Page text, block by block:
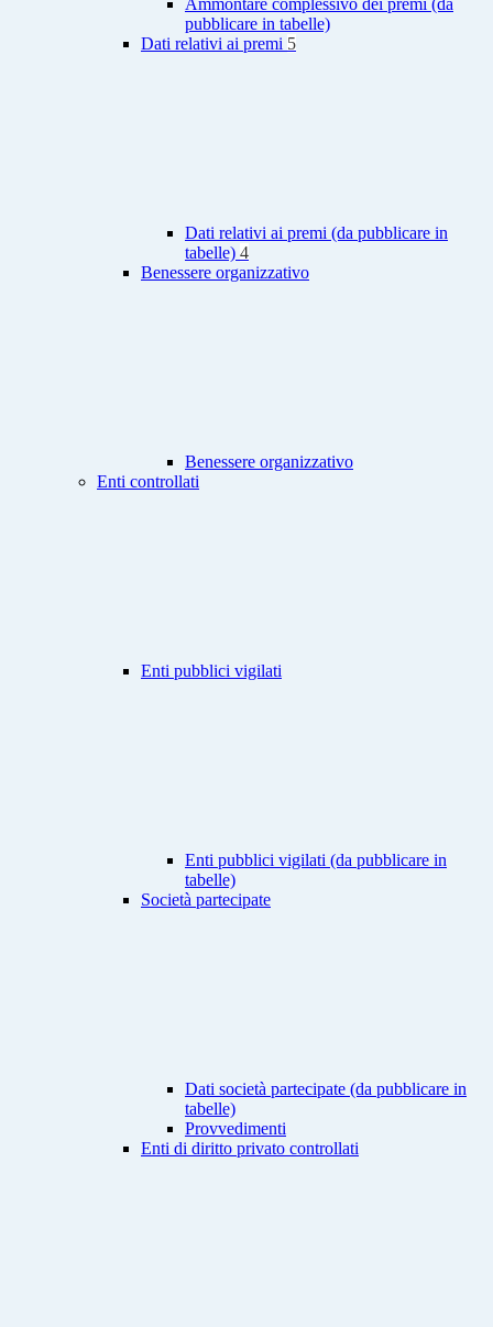
Ammontare complessivo dei premi (da
pubblicare in tabelle)
Dati relativi ai premi 5
Dati relativi ai premi (da pubblicare in
tabelle) 4
Benessere organizzativo
Benessere organizzativo
Enti controllati
Enti pubblici vigilati
Enti pubblici vigilati (da pubblicare in
tabelle)
Società partecipate
Dati società partecipate (da pubblicare in
tabelle)
Provvedimenti
Enti di diritto privato controllati